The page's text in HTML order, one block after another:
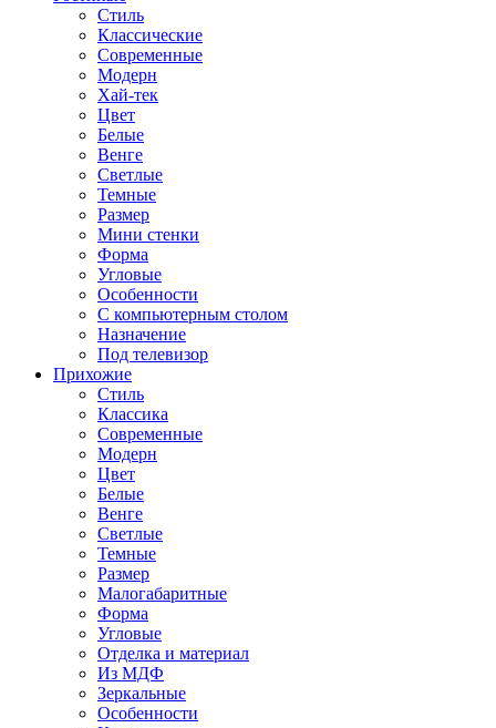
Стиль
Классические
Современные
Модерн
Хай-тек
Цвет
Белые
Венге
Светлые
Темные
Размер
Мини стенки
Форма
Угловые
Особенности
С компьютерным столом
Назначение
Под телевизор
Прихожие
Стиль
Классика
Современные
Модерн
Цвет
Белые
Венге
Светлые
Темные
Размер
Малогабаритные
Форма
Угловые
Отделка и материал
Из МДФ
Зеркальные
Особенности